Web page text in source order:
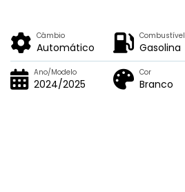
Câmbio
Automático
Combustível
Gasolina
Ano/Modelo
2024/2025
Cor
Branco